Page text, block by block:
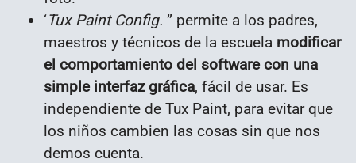
‘Tux Paint Config. ” permite a los padres,
maestros y técnicos de la escuela modificar
el comportamiento del software con una
simple interfaz gráfica, fácil de usar. Es
independiente de Tux Paint, para evitar que
los niños cambien las cosas sin que nos
demos cuenta.